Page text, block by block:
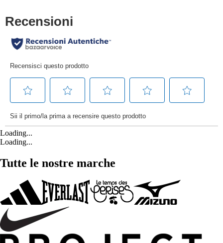
Loading...
Loading...
Tutte le nostre marche